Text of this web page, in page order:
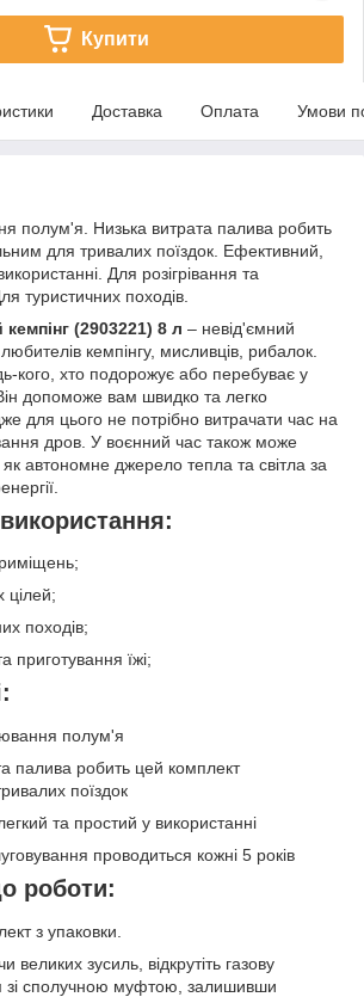
Купити
Доставка Оплата Умови
полум'я. Низька витрата палива робить
для тривалих поїздок. Ефективний,
Для розігрівання та
туристичних походів.
(2903221) 8 л – невід'ємний
кемпінгу, мисливців, рибалок.
кого, хто подорожує або перебуває у
допоможе вам швидко та легко
для цього не потрібно витрачати час на
дров. У воєнний час також може
як автономне джерело тепла та світла за
цілей;
походів;
приготування їжі;
полум'я
палива робить цей комплект
поїздок
та простий у використанні
проводиться кожні 5 років
роботи:
з упаковки.
великих зусиль, відкрутіть газову
зі сполучною муфтою, залишивши